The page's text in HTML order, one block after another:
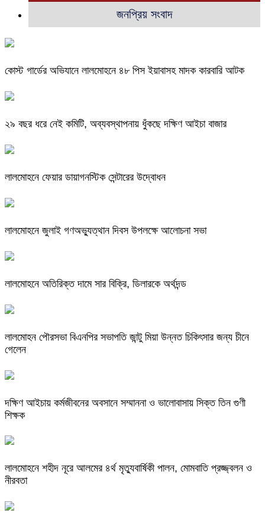
জনপ্রিয় সংবাদ
কোস্ট গার্ডের অভিযানে লালমোহনে ৪৮ পিস ইয়াবাসহ মাদক কারবারি আটক
২৯ বছর ধরে নেই কমিটি, অব্যবস্থাপনায় ধুঁকছে দক্ষিণ আইচা বাজার
লালমোহনে ফেয়ার ডায়াগনস্টিক সেন্টারের উদ্বোধন
লালমোহনে জুলাই গণঅভ্যুত্থান দিবস উপলক্ষে আলোচনা সভা
লালমোহনে অতিরিক্ত দামে সার বিক্রি, ডিলারকে অর্থদন্ড
লালমোহন পৌরসভা বিএনপির সভাপতি জান্টু মিয়া উন্নত চিকিৎসার জন্য চীনে
গেলেন
দক্ষিণ আইচায় কর্মজীবনের অবসানে সম্মাননা ও ভালোবাসায় সিক্ত তিন গুণী
শিক্ষক
লালমোহনে শহীদ নূরে আলমের ৪র্থ মৃত্যুবার্ষিকী পালন, মোমবাতি প্রজ্জ্বলন ও
নীরবতা